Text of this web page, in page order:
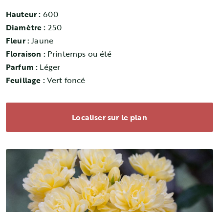
Hauteur : 600
Diamètre : 250
Fleur :Jaune
Floraison : Printemps ou été
Parfum : Léger
Feuillage :Vert foncé
Localiser sur le plan